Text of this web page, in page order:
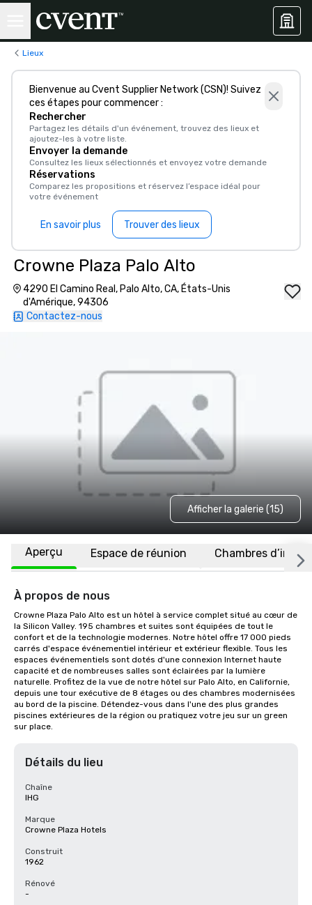
Lieux
Bienvenue au Cvent Supplier Network (CSN)! Suivez
ces étapes pour commencer :
Rechercher
Partagez les détails d'un événement, trouvez des lieux et
ajoutez-les à votre liste.
Envoyer la demande
Consultez les lieux sélectionnés et envoyez votre demande
Réservations
Comparez les propositions et réservez l’espace idéal pour
votre événement
En savoir plus Trouver des lieux
Crowne Plaza Palo Alto
4290 El Camino Real, Palo Alto, CA, États-Unis
d'Amérique, 94306
Contactez-nous
Afficher la galerie (15)
Aperçu Espace de réunion Chambres
À propos de nous
Crowne Plaza Palo Alto est un hôtel à service complet situé au cœur de
la Silicon Valley. 195 chambres et suites sont équipées de tout le
confort et de la technologie modernes. Notre hôtel offre 17 000 pieds
carrés d'espace événementiel intérieur et extérieur flexible. Tous les
espaces événementiels sont dotés d'une connexion Internet haute
capacité et de nombreuses salles sont éclairées par la lumière
naturelle. Profitez de la vue de notre hôtel sur Palo Alto, en Californie,
depuis une tour exécutive de 8 étages ou des chambres modernisées
au bord de la piscine. Détendez-vous dans l'une des plus grandes
piscines extérieures de la région ou pratiquez votre jeu sur un green
sur place.
Détails du lieu
Chaîne
IHG
Marque
Crowne Plaza Hotels
Construit
1962
Rénové
-